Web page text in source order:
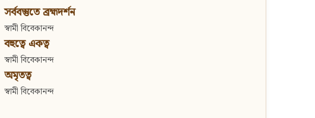
সর্ববস্তুতে ব্রহ্মদর্শন
স্বামী বিবেকানন্দ
বহুত্বে একত্ব
স্বামী বিবেকানন্দ
অমৃতত্ব
স্বামী বিবেকানন্দ